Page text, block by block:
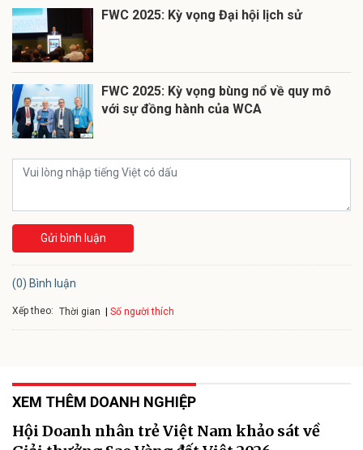
FWC 2025: Kỳ vọng Đại hội lịch sử
FWC 2025: Kỳ vọng bùng nổ về quy mô
với sự đồng hành của WCA
Gửi bình luận
(0) Bình luận
Xếp theo: Thời gian Số người thích
XEM THÊM DOANH NGHIỆP
Hội Doanh nhân trẻ Việt Nam khảo sát về